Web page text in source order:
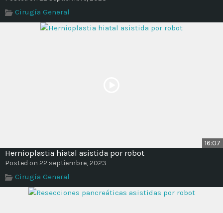
Cirugía General
16:07
Hernioplastia hiatal asistida por robot
Posted on 22 septiembre, 2023
Cirugía General